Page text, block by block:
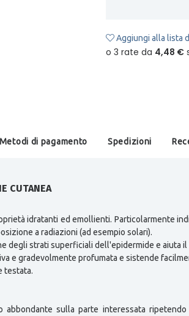
Aggiungi alla lista
Metodi di pagamento Spedizioni
CUTANEA
idratanti ed emollienti. Particolarmente
a radiazioni (ad esempio solari).
degli strati superficiali dell'epidermide e aiuta
e gradevolmente profumata e sistende
testata.
abbondante sulla parte interessata